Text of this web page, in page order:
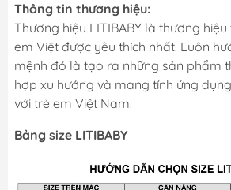
Thông tin thương hiệu:
Thương hiệu LITIBABY là thương
em Việt được yêu thích nhất. Luôn
mệnh đó là tạo ra những sản phẩm
hợp xu hướng và mang tính ứng
với trẻ em Việt Nam.
Bảng size LITIBABY